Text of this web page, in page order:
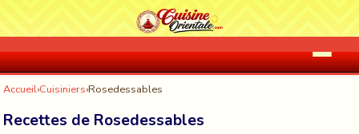
Accueil›Cuisiniers›Rosedessables
Recettes de Rosedessables